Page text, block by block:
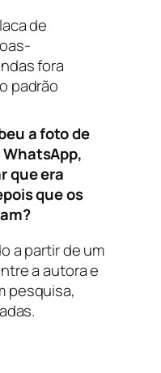
de
fora
padrão
a foto de
que era
que os
a partir de um
a autora e
pesquisa,